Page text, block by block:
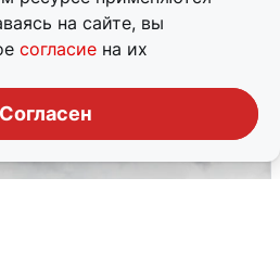
на сайте, вы
согласие на их
Согласен